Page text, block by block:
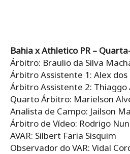
Bahia x Athletico PR –
Árbitro: Braulio da Silva
Árbitro Assistente 1: Alex dos
Árbitro Assistente 2: Thiaggo
Quarto Árbitro: Marielson
Analista de Campo: Jailson
Árbitro de Vídeo: Rodrigo
AVAR: Silbert Faria Sisquim
Observador do VAR: Vidal